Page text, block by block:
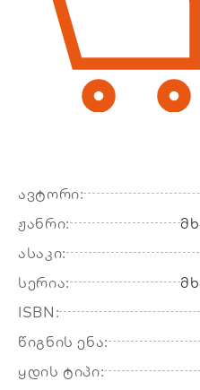
ავტორი:
ჟანრი:
ასაკი:
სერია:
ISBN:
წიგნის ენა:
ყდის ტიპი: